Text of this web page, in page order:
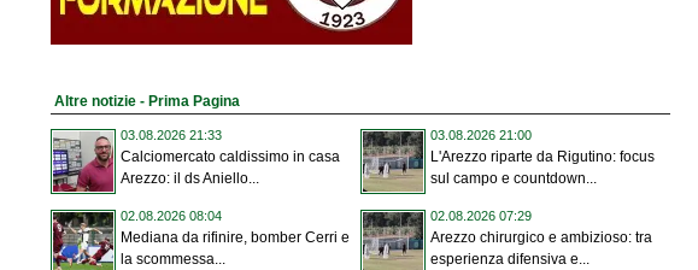
Altre notizie - Prima Pagina
03.08.2026 21:33
Calciomercato caldissimo in casa
Arezzo: il ds Aniello...
03.08.2026 21:00
L'Arezzo riparte da Rigutino: focus
sul campo e countdown...
02.08.2026 08:04
Mediana da rifinire, bomber Cerri e
la scommessa...
02.08.2026 07:29
Arezzo chirurgico e ambizioso: tra
esperienza difensiva e...